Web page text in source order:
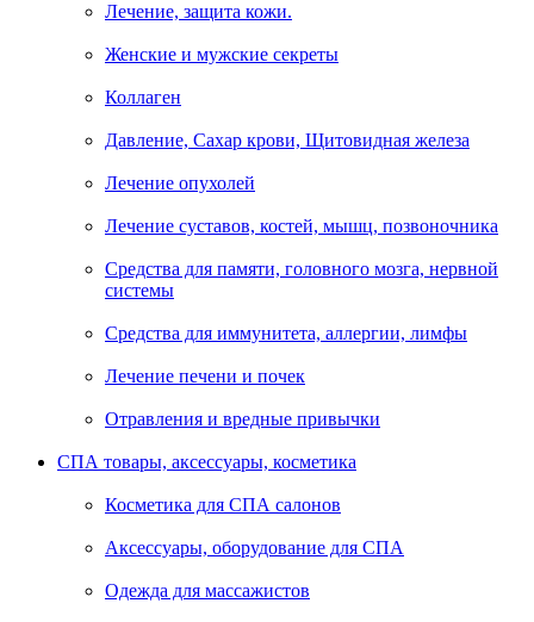
Лечение, защита кожи.
Женские и мужские секреты
Коллаген
Давление, Сахар крови, Щитовидная железа
Лечение опухолей
Лечение суставов, костей, мышц, позвоночника
Средства для памяти, головного мозга, нервной
системы
Средства для иммунитета, аллергии, лимфы
Лечение печени и почек
Отравления и вредные привычки
СПА товары, аксессуары, косметика
Косметика для СПА салонов
Аксессуары, оборудование для СПА
Одежда для массажистов